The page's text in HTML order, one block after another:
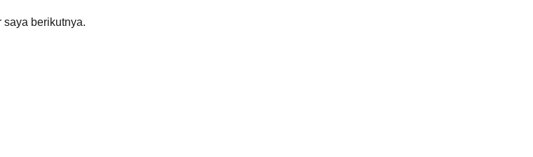
saya berikutnya.